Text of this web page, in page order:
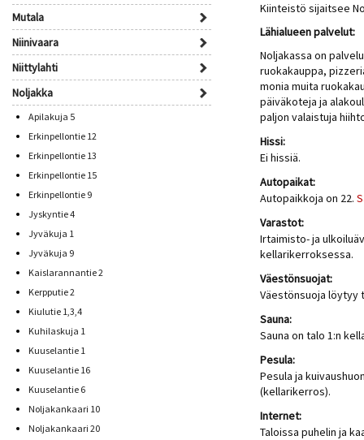
Mutala
Niinivaara
Niittylahti
Noljakka
Apilakuja 5
Erkinpellontie 12
Erkinpellontie 13
Erkinpellontie 15
Erkinpellontie 9
Jyskyntie 4
Jyväkuja 1
Jyväkuja 9
Kaislarannantie 2
Kerpputie 2
Kiulutie 1,3,4
Kuhilaskuja 1
Kuuselantie 1
Kuuselantie 16
Kuuselantie 6
Noljakankaari 10
Noljakankaari 20
Kiinteistö sijaitsee
Lähialueen palvelut:
Noljakassa on
ruokakauppa,
monia muita
päiväkoteja ja
paljon valaistuja
Hissi:
Ei hissiä.
Autopaikat:
Autopaikkoja on 22.
Varastot:
Irtaimisto- ja
kellarikerroksessa.
Väestönsuojat:
Väestönsuoja löytyy
Sauna:
Sauna on talo 1:n
Pesula:
Pesula ja
(kellarikerros).
Internet:
Taloissa puhelin ja